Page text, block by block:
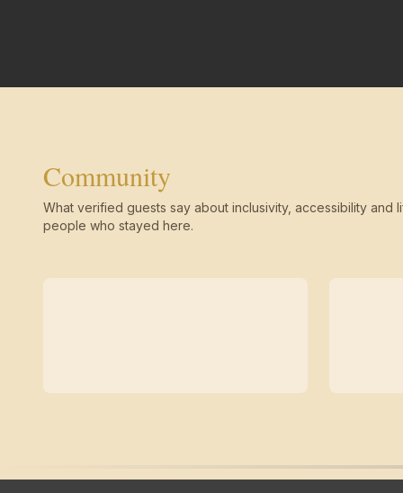
Community
What verified guests say about inclusivity, accessibility and
people who stayed here.